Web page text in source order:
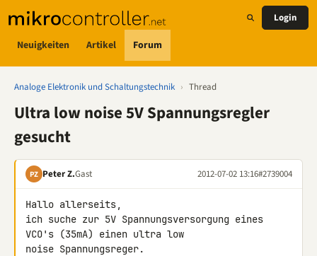
Neuigkeiten Artikel Forum
Login
Analoge Elektronik und Schaltungstechnik › Thread
Ultra low noise 5V Spannungsregler
gesucht
PZ Peter Z.Gast 2012-07-02 13:16#2739004
Hallo allerseits,
ich suche zur 5V Spannungsversorgung eines
VCO's (35mA) einen ultra low
noise Spannungsreger.